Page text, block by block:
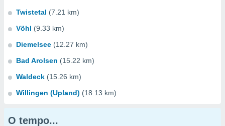
Twistetal (7.21 km)
Vöhl (9.33 km)
Diemelsee (12.27 km)
Bad Arolsen (15.22 km)
Waldeck (15.26 km)
Willingen (Upland) (18.13 km)
O tempo...